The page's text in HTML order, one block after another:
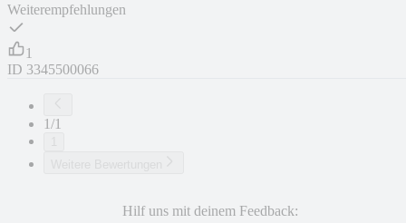
Weiterempfehlungen
1
ID 3345500066
1/1
Hilf uns mit deinem Feedback: